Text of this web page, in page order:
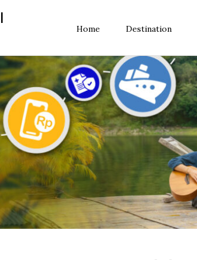
Home Destination